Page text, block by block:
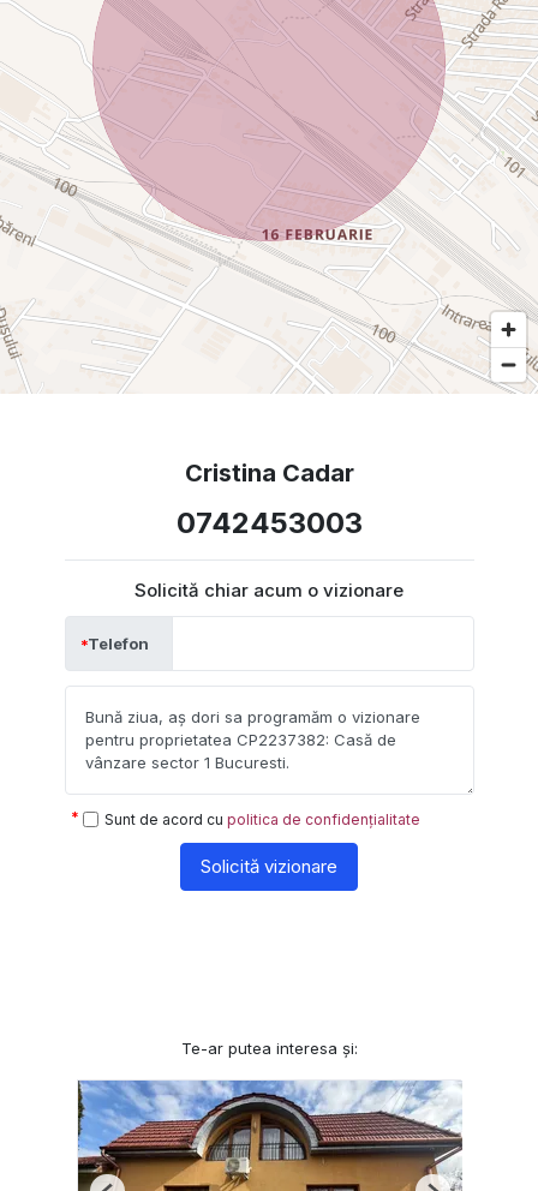
Cristina Cadar
0742453003
Solicită chiar acum o vizionare
Telefon
Sunt de acord cu politica de confidențialitate
Solicită vizionare
Te-ar putea interesa și: